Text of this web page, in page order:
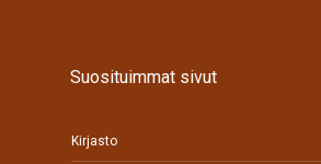
Suosituimmat sivut
Kirjasto